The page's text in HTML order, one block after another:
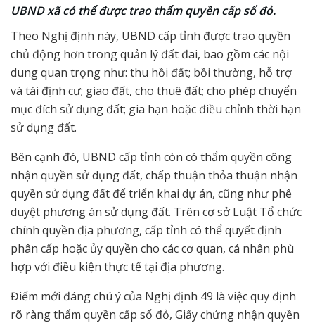
UBND xã có thể được trao thẩm quyền cấp sổ đỏ.
Theo Nghị định này, UBND cấp tỉnh được trao quyền
chủ động hơn trong quản lý đất đai, bao gồm các nội
dung quan trọng như: thu hồi đất; bồi thường, hỗ trợ
và tái định cư; giao đất, cho thuê đất; cho phép chuyển
mục đích sử dụng đất; gia hạn hoặc điều chỉnh thời hạn
sử dụng đất.
Bên cạnh đó, UBND cấp tỉnh còn có thẩm quyền công
nhận quyền sử dụng đất, chấp thuận thỏa thuận nhận
quyền sử dụng đất để triển khai dự án, cũng như phê
duyệt phương án sử dụng đất. Trên cơ sở Luật Tổ chức
chính quyền địa phương, cấp tỉnh có thể quyết định
phân cấp hoặc ủy quyền cho các cơ quan, cá nhân phù
hợp với điều kiện thực tế tại địa phương.
Điểm mới đáng chú ý của Nghị định 49 là việc quy định
rõ ràng thẩm quyền cấp sổ đỏ, Giấy chứng nhận quyền